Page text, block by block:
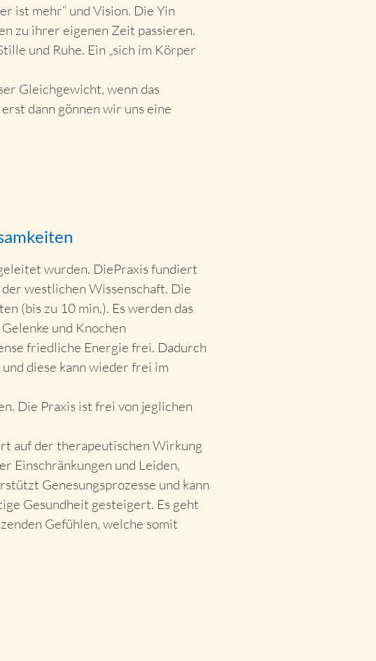
ist mehr“ und Vision. Die Yin
zu ihrer eigenen Zeit passieren.
und Ruhe. Ein „sich im Körper
Gleichgewicht, wenn das
dann gönnen wir uns eine
wurden. DiePraxis fundiert
westlichen Wissenschaft. Die
(bis zu 10 min.). Es werden das
und Knochen
friedliche Energie frei. Dadurch
diese kann wieder frei im
Die Praxis ist frei von jeglichen
auf der therapeutischen Wirkung
Einschränkungen und Leiden,
Genesungsprozesse und kann
Gesundheit gesteigert. Es geht
Gefühlen, welche somit